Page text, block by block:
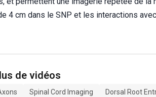
4 cm dans le SNP et les interactions
de vidéos
Spinal Cord Imaging
Dorsal Root